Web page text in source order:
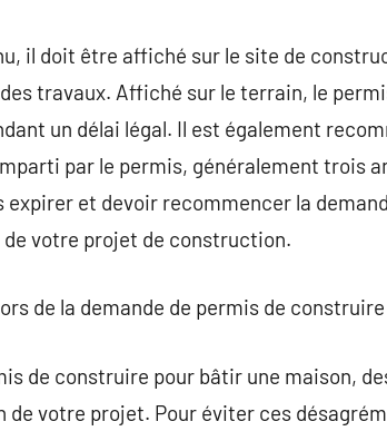
il doit être affiché sur le site de
travaux. Affiché sur le terrain, le
un délai légal. Il est également
par le permis, généralement trois
expirer et devoir recommencer la
votre projet de construction.
de la demande de permis de
de construire pour bâtir une maison,
de votre projet. Pour éviter ces